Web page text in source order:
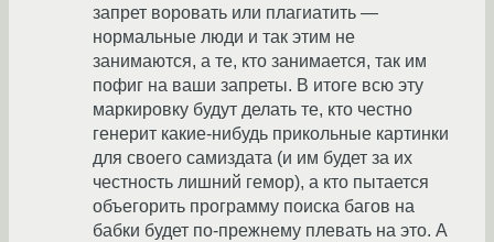
запрет воровать или плагиатить —
нормальные люди и так этим не
занимаются, а те, кто занимается, так им
пофиг на ваши запреты. В итоге всю эту
маркировку будут делать те, кто честно
генерит какие-нибудь прикольные картинки
для своего самиздата (и им будет за их
честность лишний гемор), а кто пытается
объегорить программу поиска багов на
бабки будет по-прежнему плевать на это. А